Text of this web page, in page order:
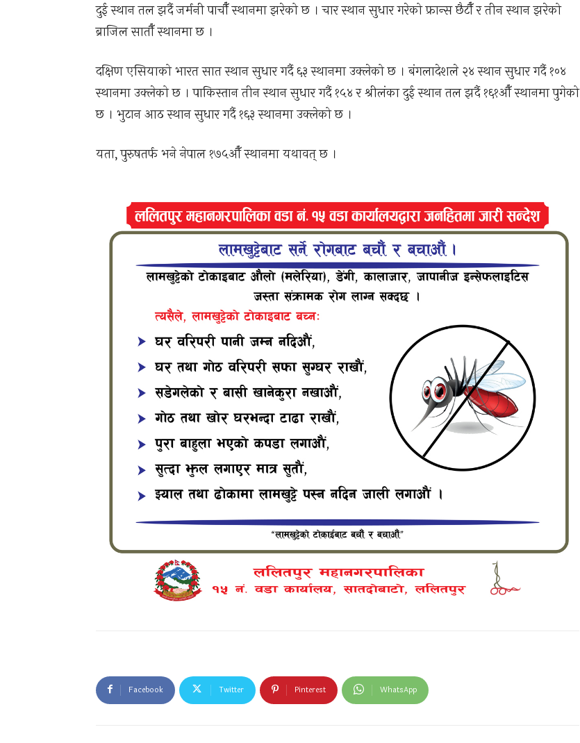
दुई स्थान तल झर्दै जर्मनी पाचौँ स्थानमा झरेको छ । चार स्थान सुधार गरेको फ्रान्स छैटौँ र तीन स्थान झरेको
ब्राजिल सातौँ स्थानमा छ ।
दक्षिण एसियाको भारत सात स्थान सुधार गर्दै ६३ स्थानमा उक्लेको छ । बंगलादेशले २४ स्थान सुधार गर्दै १०४
स्थानमा उक्लेको छ । पाकिस्तान तीन स्थान सुधार गर्दै १५४ र श्रीलंका दुई स्थान तल झर्दै १६१औँ स्थानमा पुगेको
छ । भुटान आठ स्थान सुधार गर्दै १६३ स्थानमा उक्लेको छ ।
यता, पुरुषतर्फ भने नेपाल १७५औँ स्थानमा यथावत् छ ।
Facebook Twitter Pinterest WhatsApp